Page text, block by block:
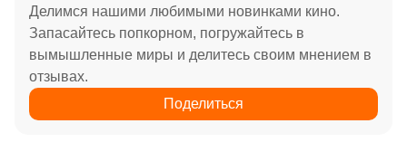
Делимся нашими любимыми новинками кино.
Запасайтесь попкорном, погружайтесь в
вымышленные миры и делитесь своим мнением в
отзывах.
Поделиться